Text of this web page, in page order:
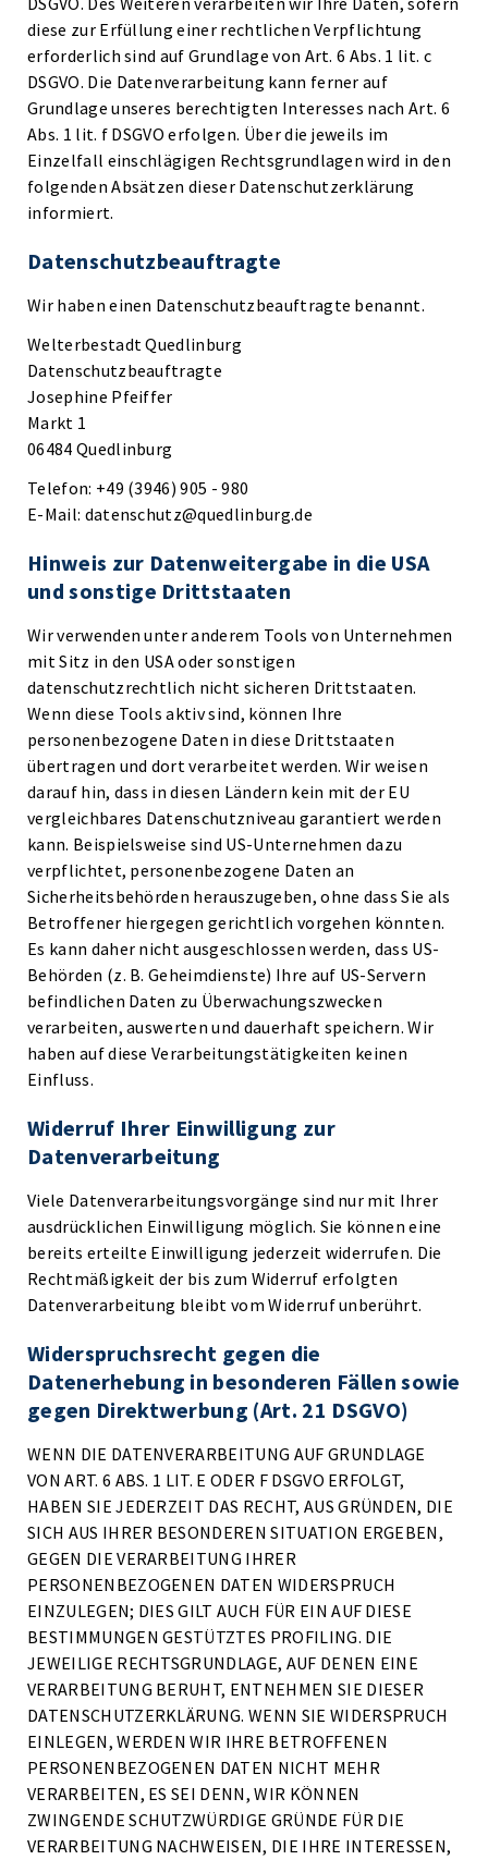
diese zur Erfüllung einer rechtlichen Verpflichtung
erforderlich sind auf Grundlage von Art. 6 Abs. 1 lit. c
DSGVO. Die Datenverarbeitung kann ferner auf
Grundlage unseres berechtigten Interesses nach Art. 6
Abs. 1 lit. f DSGVO erfolgen. Über die jeweils im
Einzelfall einschlägigen Rechtsgrundlagen wird in den
folgenden Absätzen dieser Datenschutzerklärung
informiert.
Datenschutz­beauftragte
Wir haben einen Datenschutzbeauftragte benannt.
Welterbestadt Quedlinburg
Datenschutzbeauftragte
Josephine Pfeiffer
Markt 1
06484 Quedlinburg
Telefon: +49 (3946) 905 - 980
E-Mail: datenschutz@quedlinburg.de
Hinweis zur Datenweitergabe in die USA
und sonstige Drittstaaten
Wir verwenden unter anderem Tools von Unternehmen
mit Sitz in den USA oder sonstigen
datenschutzrechtlich nicht sicheren Drittstaaten.
Wenn diese Tools aktiv sind, können Ihre
personenbezogene Daten in diese Drittstaaten
übertragen und dort verarbeitet werden. Wir weisen
darauf hin, dass in diesen Ländern kein mit der EU
vergleichbares Datenschutzniveau garantiert werden
kann. Beispielsweise sind US-Unternehmen dazu
verpflichtet, personenbezogene Daten an
Sicherheitsbehörden herauszugeben, ohne dass Sie als
Betroffener hiergegen gerichtlich vorgehen könnten.
Es kann daher nicht ausgeschlossen werden, dass US-
Behörden (z. B. Geheimdienste) Ihre auf US-Servern
befindlichen Daten zu Überwachungszwecken
verarbeiten, auswerten und dauerhaft speichern. Wir
haben auf diese Verarbeitungstätigkeiten keinen
Einfluss.
Widerruf Ihrer Einwilligung zur
Datenverarbeitung
Viele Datenverarbeitungsvorgänge sind nur mit Ihrer
ausdrücklichen Einwilligung möglich. Sie können eine
bereits erteilte Einwilligung jederzeit widerrufen. Die
Rechtmäßigkeit der bis zum Widerruf erfolgten
Datenverarbeitung bleibt vom Widerruf unberührt.
Widerspruchsrecht gegen die
Datenerhebung in besonderen Fällen sowie
gegen Direktwerbung (Art. 21 DSGVO)
WENN DIE DATENVERARBEITUNG AUF GRUNDLAGE
VON ART. 6 ABS. 1 LIT. E ODER F DSGVO ERFOLGT,
HABEN SIE JEDERZEIT DAS RECHT, AUS GRÜNDEN, DIE
SICH AUS IHRER BESONDEREN SITUATION ERGEBEN,
GEGEN DIE VERARBEITUNG IHRER
PERSONENBEZOGENEN DATEN WIDERSPRUCH
EINZULEGEN; DIES GILT AUCH FÜR EIN AUF DIESE
BESTIMMUNGEN GESTÜTZTES PROFILING. DIE
JEWEILIGE RECHTSGRUNDLAGE, AUF DENEN EINE
VERARBEITUNG BERUHT, ENTNEHMEN SIE DIESER
DATENSCHUTZERKLÄRUNG. WENN SIE WIDERSPRUCH
EINLEGEN, WERDEN WIR IHRE BETROFFENEN
PERSONENBEZOGENEN DATEN NICHT MEHR
VERARBEITEN, ES SEI DENN, WIR KÖNNEN
ZWINGENDE SCHUTZWÜRDIGE GRÜNDE FÜR DIE
VERARBEITUNG NACHWEISEN, DIE IHRE INTERESSEN,